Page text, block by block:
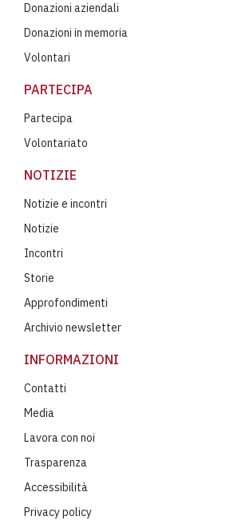
Donazioni aziendali
Donazioni in memoria
Volontari
PARTECIPA
Partecipa
Volontariato
NOTIZIE
Notizie e incontri
Notizie
Incontri
Storie
Approfondimenti
Archivio newsletter
INFORMAZIONI
Contatti
Media
Lavora con noi
Trasparenza
Accessibilità
Privacy policy